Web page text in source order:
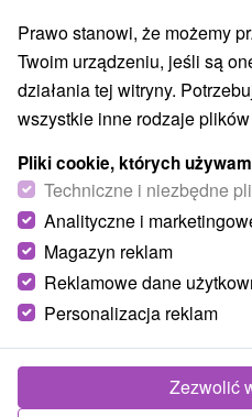
Prawo stanowi, że możemy
Twoim urządzeniu, jeśli są
działania tej witryny.
wszystkie inne rodzaje
Pliki cookie, których
Techniczne i niezbędne
Analityczne i
Magazyn reklam
Reklamowe dane
Personalizacja reklam
Zezwolić